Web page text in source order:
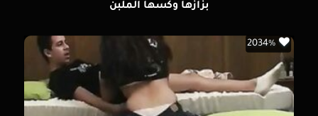
بزازها وكسها الملبن
2034%